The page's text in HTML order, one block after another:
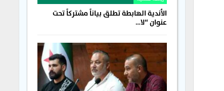
الأندية الهابطة تطلق بياناً مشتركاً تحت
عنوان “لا…